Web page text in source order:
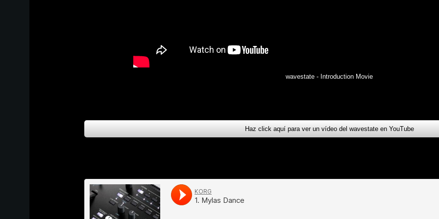
wavestate - Introduction Movie
Haz click aquí para ver un vídeo del wavestate en YouTube